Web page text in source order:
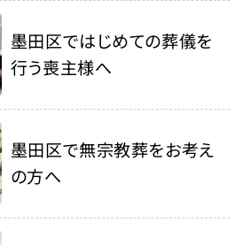
墨田区ではじめての葬儀を
行う喪主様へ
墨田区で無宗教葬をお考え
の方へ